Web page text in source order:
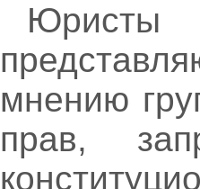
Юристы
мнению
прав,